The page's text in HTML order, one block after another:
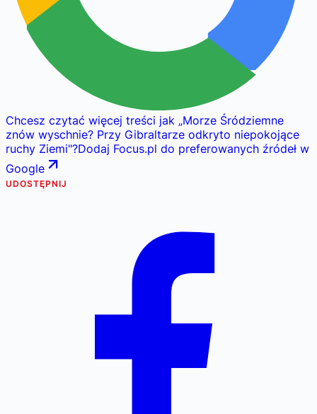
Chcesz czytać więcej treści jak „Morze Śródziemne
znów wyschnie? Przy Gibraltarze odkryto niepokojące
ruchy Ziemi"?Dodaj Focus.pl do preferowanych źródeł w
Google
UDOSTĘPNIJ